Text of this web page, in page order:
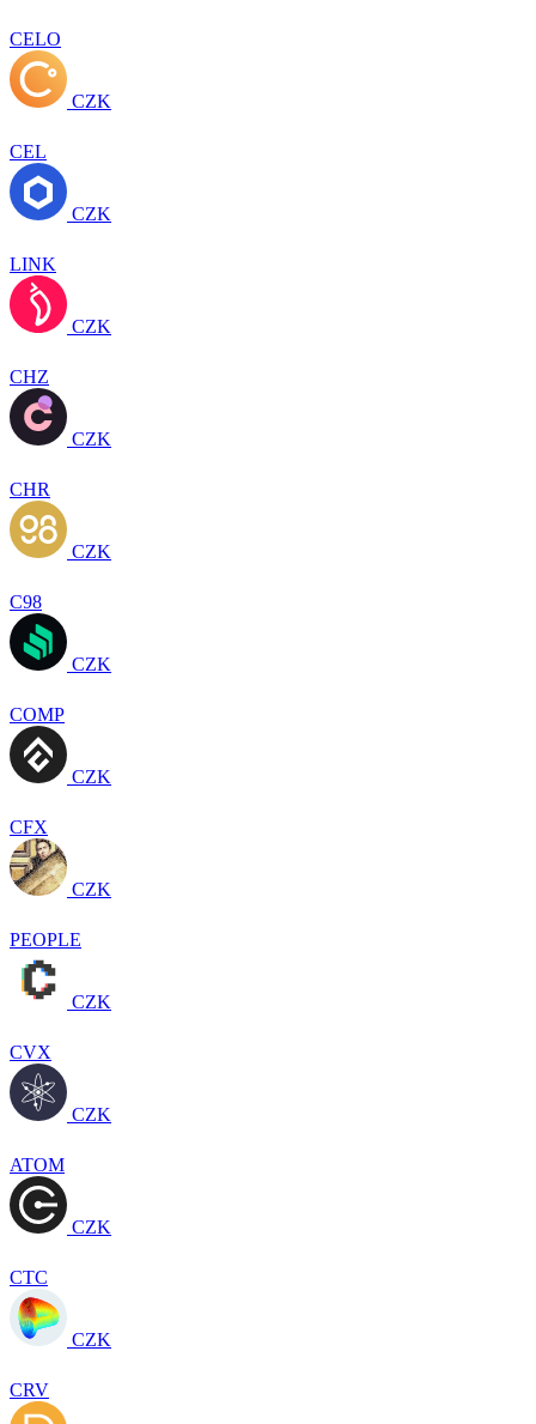
CELO
CZK
CEL
CZK
LINK
CZK
CHZ
CZK
CHR
CZK
C98
CZK
COMP
CZK
CFX
CZK
PEOPLE
CZK
CVX
CZK
ATOM
CZK
CTC
CZK
CRV